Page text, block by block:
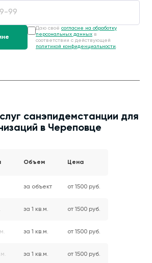
Даю своё согласие на обработку
персональных данных в
соответствии с действующей
политикой конфиденциальности .
санэпидемстанции для
в Череповце
Объем Цена
за объект от 1500 руб.
за 1 кв.м. от 1500 руб.
за 1 кв.м. от 1500 руб.
за 1 кв.м. от 1500 руб.